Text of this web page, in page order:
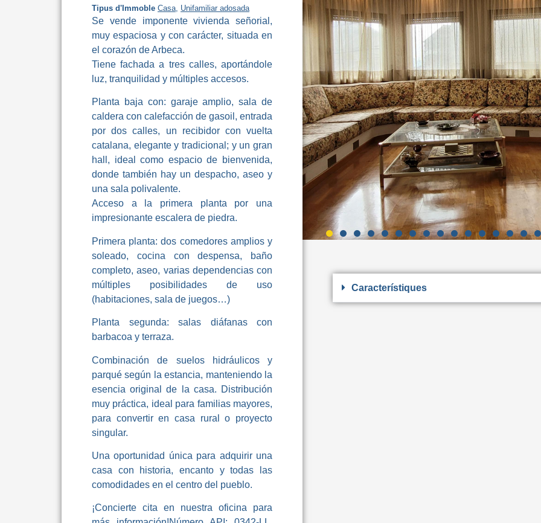
Tipus d'Immoble Casa, Unifamiliar adosada
Se vende imponente vivienda señorial,
muy espaciosa y con carácter, situada en
el corazón de Arbeca.
Tiene fachada a tres calles, aportándole
luz, tranquilidad y múltiples accesos.
Planta baja con: garaje amplio, sala de
caldera con calefacción de gasoil, entrada
por dos calles, un recibidor con vuelta
catalana, elegante y tradicional; y un gran
hall, ideal como espacio de bienvenida,
donde también hay un despacho, aseo y
una sala polivalente.
Acceso a la primera planta por una
impresionante escalera de piedra.
Primera planta: dos comedores amplios y
soleado, cocina con despensa, baño
completo, aseo, varias dependencias con
múltiples posibilidades de uso
(habitaciones, sala de juegos…)
Planta segunda: salas diáfanas con
barbacoa y terraza.
Combinación de suelos hidráulicos y
parqué según la estancia, manteniendo la
esencia original de la casa. Distribución
muy práctica, ideal para familias mayores,
para convertir en casa rural o proyecto
singular.
Una oportunidad única para adquirir una
casa con historia, encanto y todas las
comodidades en el centro del pueblo.
¡Concierte cita en nuestra oficina para
Característiques